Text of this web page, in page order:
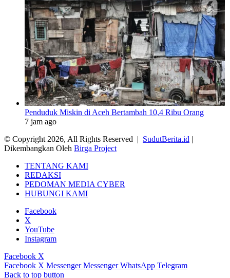
Penduduk Miskin di Aceh Bertambah 10,4 Ribu Orang
7 jam ago
© Copyright 2026, All Rights Reserved | SudutBerita.id |
Dikembangkan Oleh Birga Project
TENTANG KAMI
REDAKSI
PEDOMAN MEDIA CYBER
HUBUNGI KAMI
Facebook
X
YouTube
Instagram
Facebook X
Facebook X Messenger Messenger WhatsApp Telegram
Back to top button